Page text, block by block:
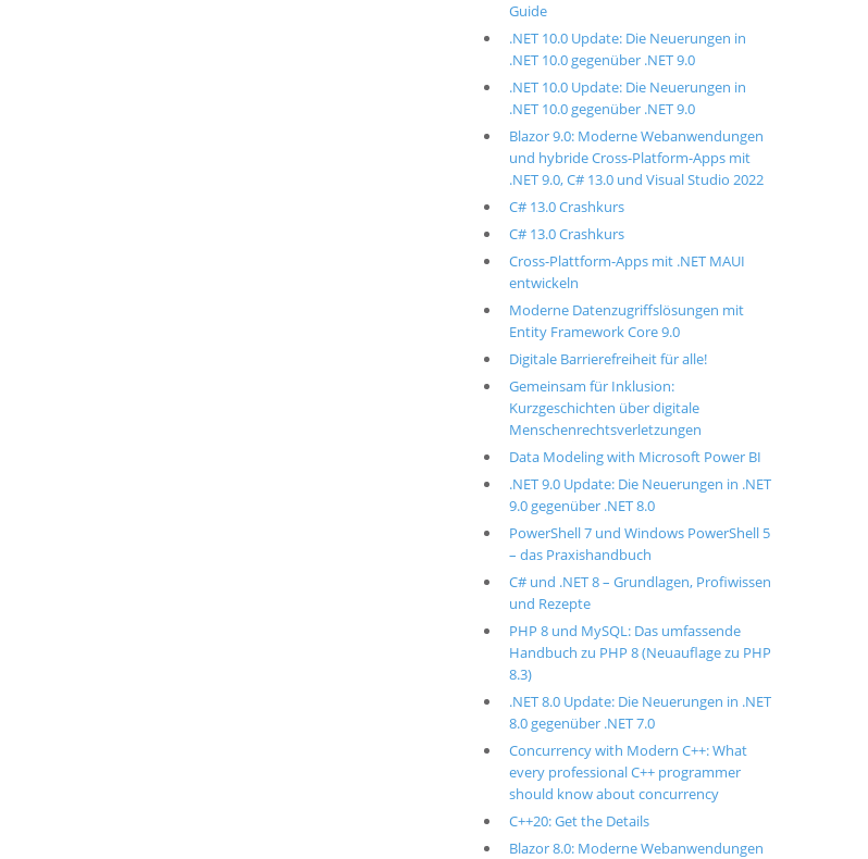
Guide
.NET 10.0 Update: Die Neuerungen in
.NET 10.0 gegenüber .NET 9.0
.NET 10.0 Update: Die Neuerungen in
.NET 10.0 gegenüber .NET 9.0
Blazor 9.0: Moderne Webanwendungen
und hybride Cross-Platform-Apps mit
.NET 9.0, C# 13.0 und Visual Studio 2022
C# 13.0 Crashkurs
C# 13.0 Crashkurs
Cross-Plattform-Apps mit .NET MAUI
entwickeln
Moderne Datenzugriffslösungen mit
Entity Framework Core 9.0
Digitale Barrierefreiheit für alle!
Gemeinsam für Inklusion:
Kurzgeschichten über digitale
Menschenrechtsverletzungen
Data Modeling with Microsoft Power BI
.NET 9.0 Update: Die Neuerungen in .NET
9.0 gegenüber .NET 8.0
PowerShell 7 und Windows PowerShell 5
– das Praxishandbuch
C# und .NET 8 – Grundlagen, Profiwissen
und Rezepte
PHP 8 und MySQL: Das umfassende
Handbuch zu PHP 8 (Neuauflage zu PHP
8.3)
.NET 8.0 Update: Die Neuerungen in .NET
8.0 gegenüber .NET 7.0
Concurrency with Modern C++: What
every professional C++ programmer
should know about concurrency
C++20: Get the Details
Blazor 8.0: Moderne Webanwendungen